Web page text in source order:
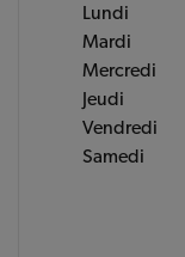
Lundi
Mardi
Mercredi
Jeudi
Vendredi
Samedi